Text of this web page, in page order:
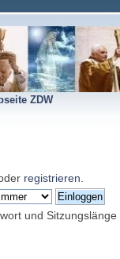
ZDW
registrieren
und Sitzungslänge